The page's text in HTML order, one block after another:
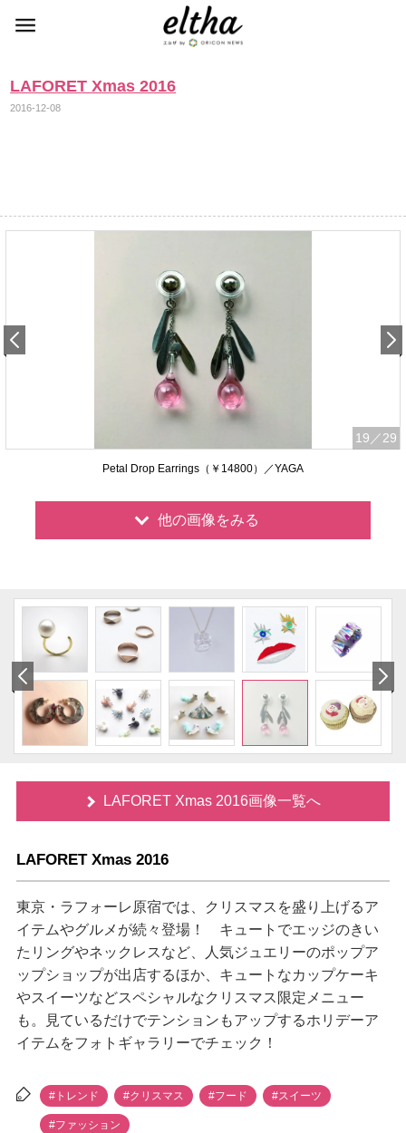
LAFORET Xmas 2016
2016-12-08
19 ／29
Petal Drop Earrings（￥14800）／YAGA
他の画像をみる
LAFORET Xmas 2016画像一覧へ
LAFORET Xmas 2016
東京・ラフォーレ原宿では、クリスマスを盛り上げるア
イテムやグルメが続々登場！ キュートでエッジのきい
たリングやネックレスなど、人気ジュエリーのポップア
ップショップが出店するほか、キュートなカップケーキ
スイーツなどスペシャルなクリスマス限定メニュー
も。見ているだけでテンションもアップするホリデーア
イテムをフォトギャラリーでチェック！
#トレンド #クリスマス #フード #スイーツ
#ファッション